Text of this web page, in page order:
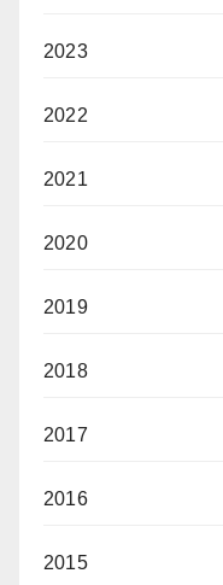
2023
2022
2021
2020
2019
2018
2017
2016
2015